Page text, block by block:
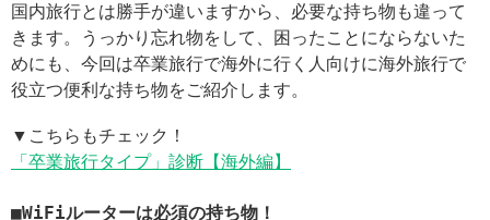
国内旅行とは勝手が違いますから、必要な持ち物も違って
きます。うっかり忘れ物をして、困ったことにならないた
めにも、今回は卒業旅行で海外に行く人向けに海外旅行で
役立つ便利な持ち物をご紹介します。
▼こちらもチェック！
「卒業旅行タイプ」診断【海外編】
■WiFiルーターは必須の持ち物！